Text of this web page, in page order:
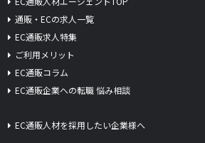
通販・ECの求人一覧
EC通販求人特集
ご利用メリット
EC通販コラム
EC通販企業への転職 悩み相談
EC通販人材を採用したい企業様へ